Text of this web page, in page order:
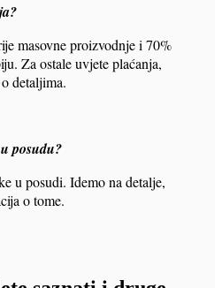
masovne proizvodnje i 70%
Za ostale uvjete plaćanja,
detaljima.
posudu?
u posudi. Idemo na detalje,
o tome.